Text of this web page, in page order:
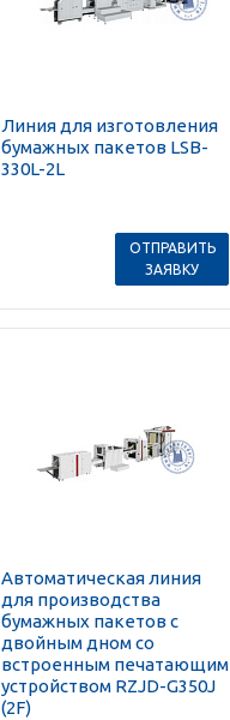
Линия для изготовления
бумажных пакетов LSB-
330L-2L
ОТПРАВИТЬ
ЗАЯВКУ
Автоматическая линия
для производства
бумажных пакетов с
двойным дном со
встроенным печатающим
устройством RZJD-G350J
(2F)